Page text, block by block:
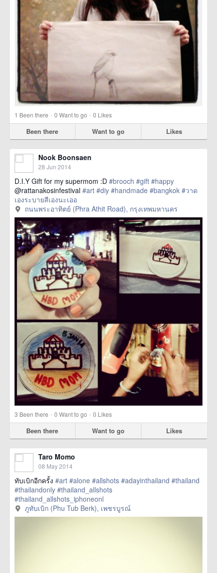
1 Been there · 0 Want to go · 0 Likes
Been there Want to go Likes
Nook Boonsaen
28 Jun 2014
D.I.Y Gift for my supermom :D #brooch #gift #happy
@rattanakosinfestival #art #diy #handmade #bangkok #วาด
เองระบายสีเองนะเออ
href=https://m.thetrippacker.com/en/image/ถนน
พระอาทิตย์PhraAthitRoad/109185> more
ถนนพระอาทิตย์ (Phra Athit Road), กรุงเทพมหานคร
3 Been there · 0 Want to go · 0 Likes
Been there Want to go Likes
Taro Momo
08 May 2014
ทับเบิกอีกครั้ง #art #alone #allshots #adayinthailand #thailand
#thailandonly #thailand_allshots
#thailand_allshots_iphoneonl
href=https://m.thetrippacker.com/en/image/ภูทับ
เบิกPhuTubBerk/94311> more
ภูทับเบิก (Phu Tub Berk), เพชรบูรณ์